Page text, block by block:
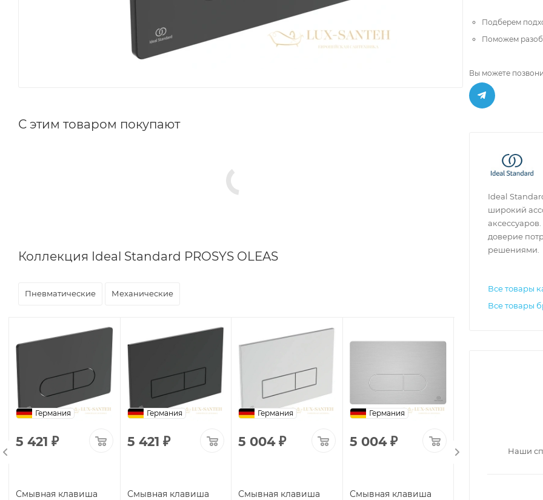
С этим товаром покупают
Коллекция Ideal Standard PROSYS OLEAS
Пневматические Механические
Германия
5 421 ₽
Смывная клавиша
Германия
5 421 ₽
Смывная клавиша
Германия
5 004₽
Смывная клавиша
Германия
5 004₽
Смывная клавиша
Подберем
Поможем
Вы можете
Ideal
широкий
доверие
решениями.
Все товары
Все товары
Наши